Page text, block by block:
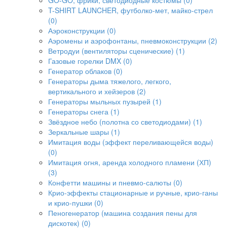
T-SHIRT LAUNCHER, футболко-мет, майко-стрел
(0)
Аэроконструкции (0)
Аэромены и аэрофонтаны, пневмоконструкции (2)
Ветродуи (вентиляторы сценические) (1)
Газовые горелки DMX (0)
Генератор облаков (0)
Генераторы дыма тяжелого, легкого,
вертикального и хейзеров (2)
Генераторы мыльных пузырей (1)
Генераторы снега (1)
Звёздное небо (полотна со светодиодами) (1)
Зеркальные шары (1)
Имитация воды (эффект переливающейся воды)
(0)
Имитация огня, аренда холодного пламени (ХП)
(3)
Конфетти машины и пневмо-салюты (0)
Крио-эффекты стационарные и ручные, крио-ганы
и крио-пушки (0)
Пеногенератор (машина создания пены для
дискотек) (0)